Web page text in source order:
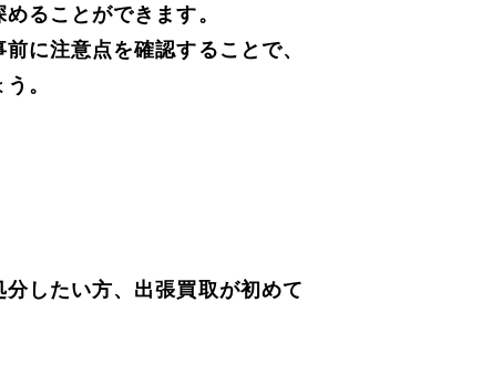
ることができます。
に注意点を確認することで、
。
したい方、出張買取が初めて